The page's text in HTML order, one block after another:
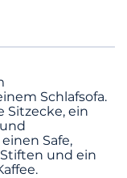
Schlafsofa.
Sitzecke, ein
Safe,
und ein